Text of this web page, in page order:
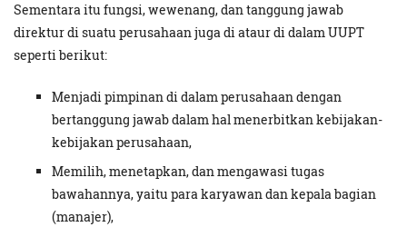
Sementara itu fungsi, wewenang, dan tanggung jawab
direktur di suatu perusahaan juga di ataur di dalam UUPT
seperti berikut:
Menjadi pimpinan di dalam perusahaan dengan
bertanggung jawab dalam hal menerbitkan kebijakan-
kebijakan perusahaan,
Memilih, menetapkan, dan mengawasi tugas
bawahannya, yaitu para karyawan dan kepala bagian
(manajer),